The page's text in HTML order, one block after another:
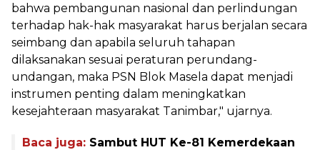
bahwa pembangunan nasional dan perlindungan
terhadap hak-hak masyarakat harus berjalan secara
seimbang dan apabila seluruh tahapan
dilaksanakan sesuai peraturan perundang-
undangan, maka PSN Blok Masela dapat menjadi
instrumen penting dalam meningkatkan
kesejahteraan masyarakat Tanimbar," ujarnya.
Baca juga: Sambut HUT Ke-81 Kemerdekaan